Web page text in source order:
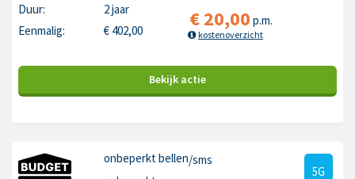
Duur:
2 jaar
Eenmalig:
€ 402,00 €20,00 p.m.
kostenoverzicht
Bekijk actie
onbeperkt bellen/sms
5G